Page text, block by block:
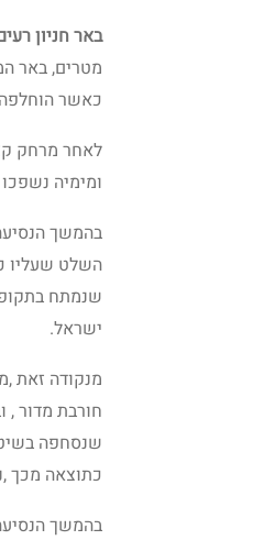
באר חניון
מטרים, באר
כאשר
לאחר מרחק
ומימיה נשפכו
בהמשך
השלט שעליו
שנמתח
ישראל.
מנקודה זאת
חורבת מדור
שנסחפה
כתוצאה מכך
בהמשך